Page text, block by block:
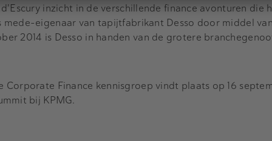
inzicht in de verschillende finance avonturen die
mede-eigenaar van tapijtfabrikant Desso door middel
2014 is Desso in handen van de grotere
Corporate Finance kennisgroep vindt plaats op 16
bij KPMG.